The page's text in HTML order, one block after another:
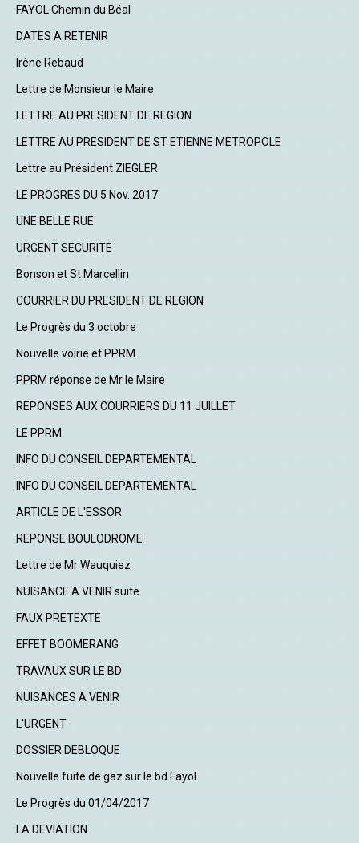
FAYOL Chemin du Béal
DATES A RETENIR
Irène Rebaud
Lettre de Monsieur le Maire
LETTRE AU PRESIDENT DE REGION
LETTRE AU PRESIDENT DE ST ETIENNE METROPOLE
Lettre au Président ZIEGLER
LE PROGRES DU 5 Nov. 2017
UNE BELLE RUE
URGENT SECURITE
Bonson et St Marcellin
COURRIER DU PRESIDENT DE REGION
Le Progrès du 3 octobre
Nouvelle voirie et PPRM.
PPRM réponse de Mr le Maire
REPONSES AUX COURRIERS DU 11 JUILLET
LE PPRM
INFO DU CONSEIL DEPARTEMENTAL
INFO DU CONSEIL DEPARTEMENTAL
ARTICLE DE L'ESSOR
REPONSE BOULODROME
Lettre de Mr Wauquiez
NUISANCE A VENIR suite
FAUX PRETEXTE
EFFET BOOMERANG
TRAVAUX SUR LE BD
NUISANCES A VENIR
L'URGENT
DOSSIER DEBLOQUE
Nouvelle fuite de gaz sur le bd Fayol
Le Progrès du 01/04/2017
LA DEVIATION